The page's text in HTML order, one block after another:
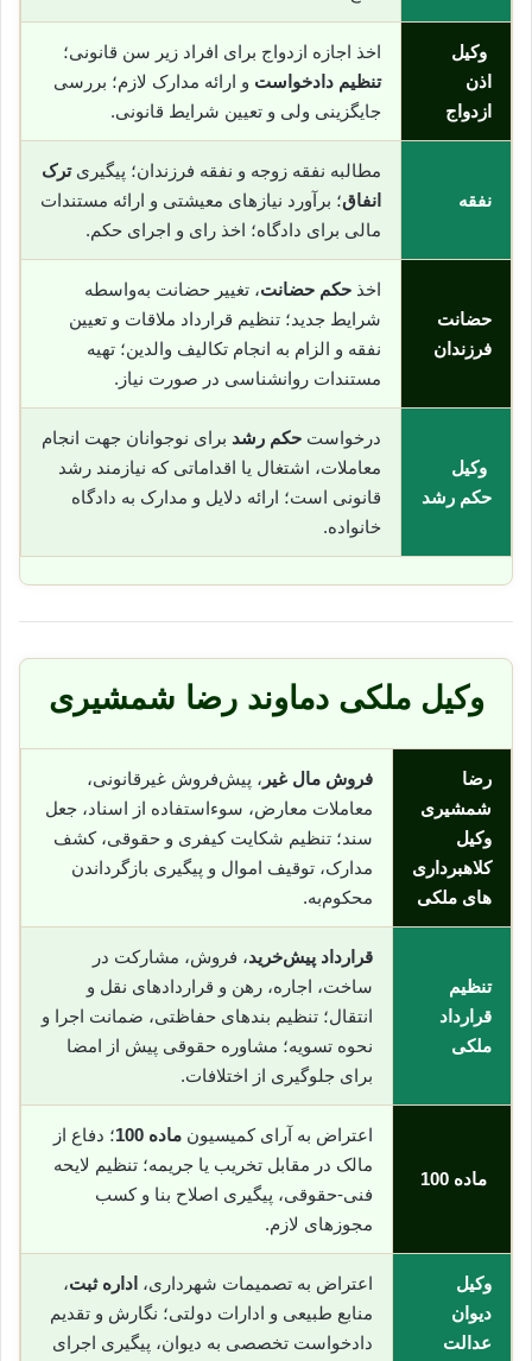
وکیل
اذن
ازدواج
اخذ اجازه ازدواج برای افراد زیر سن قانونی؛
تنظیم دادخواست و ارائه مدارک لازم؛ بررسی
جایگزینی ولی و تعیین شرایط قانونی.
نفقه
مطالبه نفقه زوجه و نفقه فرزندان؛ پیگیریترک
انفاق؛ برآورد نیازهای معیشتی و ارائه مستندات
مالی برای دادگاه؛ اخذ رای و اجرای حکم.
حضانت
فرزندان
اخذ حکم حضانت، تغییر حضانت به‌واسطه
شرایط جدید؛ تنظیم قرارداد ملاقات و تعیین
نفقه و الزام به انجام تکالیف والدین؛ تهیه
مستندات روانشناسی در صورت نیاز.
وکیل
حکم رشد
درخواست حکم رشد برای نوجوانان جهت انجام
معاملات، اشتغال یا اقداماتی که نیازمند رشد
قانونی است؛ ارائه دلایل و مدارک به دادگاه
خانواده.
وکیل ملکی دماوند رضا شمشیری
رضا
شمشیری
وکیل
کلاهبرداری
های ملکی
فروش مال غیر ، پیش‌فروش غیرقانونی،
معاملات معارض، سوء‌استفاده از اسناد، جعل
سند؛ تنظیم شکایت کیفری و حقوقی، کشف
مدارک، توقیف اموال و پیگیری بازگرداندن
محکوم‌به.
تنظیم
قرارداد
ملکی
قرارداد پیش‌خرید، فروش، مشارکت در
ساخت، اجاره، رهن و قراردادهای نقل و
انتقال؛ تنظیم بندهای حفاظتی، ضمانت اجرا و
نحوه تسویه؛ مشاوره حقوقی پیش از امضا
برای جلوگیری از اختلافات.
ماده 100
اعتراض به آرای کمیسیون ماده 100
؛ دفاع از
مالک در مقابل تخریب یا جریمه؛ تنظیم لایحه
فنی-حقوقی، پیگیری اصلاح بنا و کسب
مجوزهای لازم.
وکیل
دیوان
عدالت
اعتراض به تصمیمات شهرداری، اداره ثبت،
منابع طبیعی و ادارات دولتی؛ نگارش و تقدیم
دادخواست تخصصی به دیوان، پیگیری اجرای